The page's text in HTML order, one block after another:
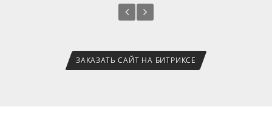
ЗАКАЗАТЬ САЙТ НА БИТРИКСЕ